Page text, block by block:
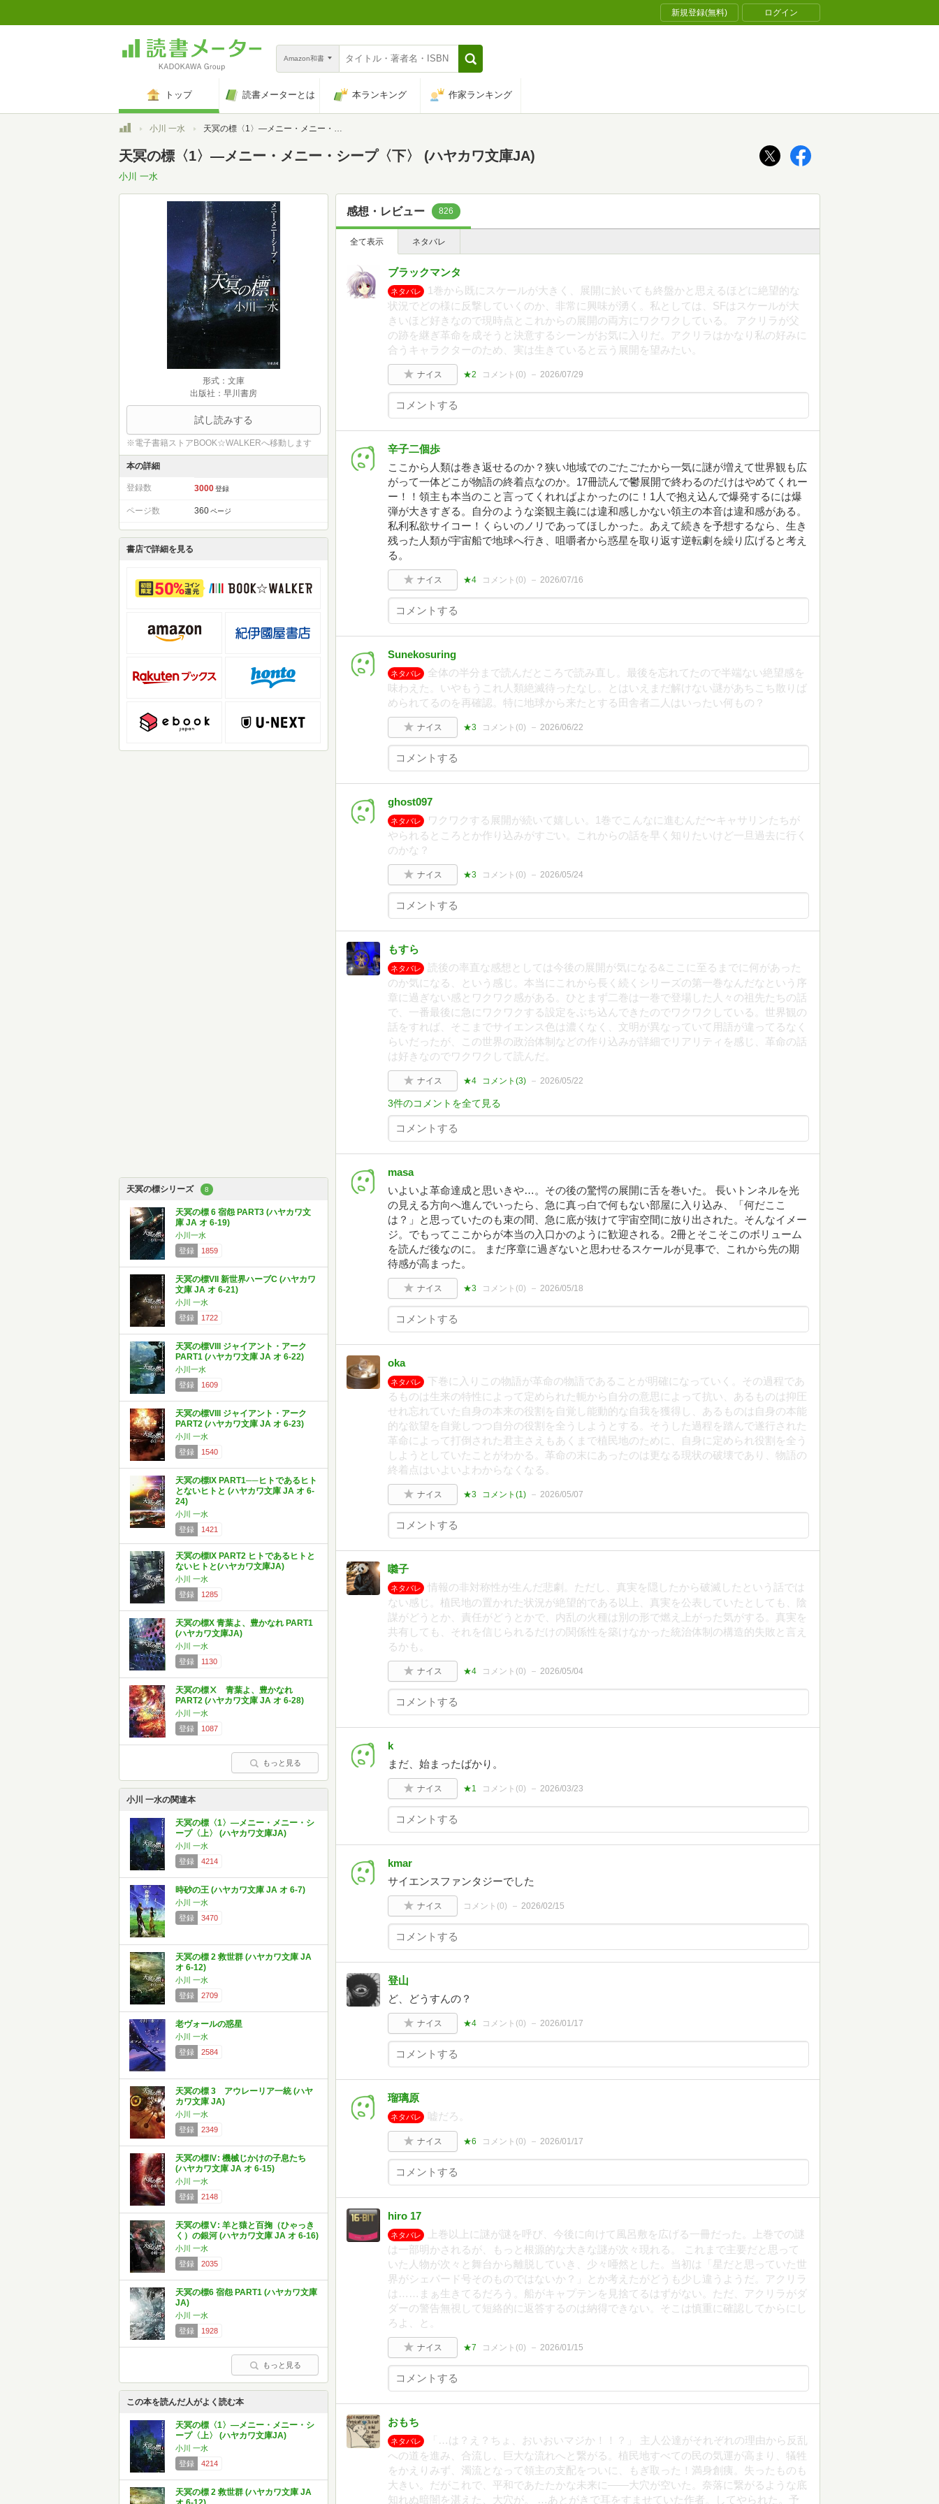
新規登録(無料) ログイン
Amazon和書
トップ 読書メーターとは 本ランキング 作家ランキング
トップ小川 一水 天冥の標〈1〉―メニー・メニー・シープ〈下〉 (ハヤカワ文庫JA)
天冥の標〈1〉―メニー・メニー・シープ〈下〉 (ハヤカワ文庫JA)
小川 一水
形式：文庫
出版社：早川書房
試し読みする
※電子書籍ストアBOOK☆WALKERへ移動します
本の詳細
登録数 3000 登録
ページ数 360 ページ
書店で詳細を見る
天冥の標シリーズ 8
天冥の標 6 宿怨 PART3 (ハヤカワ文
庫 JA オ 6-19)
小川一水
登録
1859
天冥の標VII 新世界ハーブC (ハヤカワ
文庫 JA オ 6-21)
小川 一水
登録
1722
天冥の標VIII ジャイアント・アーク
PART1 (ハヤカワ文庫 JA オ 6-22)
小川一水
登録
1609
天冥の標VIII ジャイアント・アーク
PART2 (ハヤカワ文庫 JA オ 6-23)
小川 一水
登録
1540
天冥の標IX PART1──ヒトであるヒト
とないヒトと (ハヤカワ文庫 JA オ 6-
24)
小川 一水
登録
1421
天冥の標IX PART2 ヒトであるヒトと
ないヒトと(ハヤカワ文庫JA)
小川 一水
登録
1285
天冥の標X 青葉よ、豊かなれ PART1
(ハヤカワ文庫JA)
小川 一水
登録
1130
天冥の標Ⅹ 青葉よ、豊かなれ
PART2 (ハヤカワ文庫 JA オ 6-28)
小川 一水
登録
1087
もっと見る
小川 一水の関連本
天冥の標〈1〉―メニー・メニー・シ
ープ〈上〉 (ハヤカワ文庫JA)
小川 一水
登録
4214
時砂の王 (ハヤカワ文庫 JA オ 6-7)
小川 一水
登録
3470
天冥の標 2 救世群 (ハヤカワ文庫 JA
オ 6-12)
小川 一水
登録
2709
老ヴォールの惑星
小川 一水
登録
2584
天冥の標 3 アウレーリア一統 (ハヤ
カワ文庫 JA)
小川 一水
登録
2349
天冥の標Ⅳ: 機械じかけの子息たち
(ハヤカワ文庫 JA オ 6-15)
小川 一水
登録
2148
天冥の標Ⅴ: 羊と猿と百掬（ひゃっき
く）の銀河 (ハヤカワ文庫 JA オ 6-16)
小川 一水
登録
2035
天冥の標6 宿怨 PART1 (ハヤカワ文庫
JA)
小川 一水
登録
1928
もっと見る
この本を読んだ人がよく読む本
天冥の標〈1〉―メニー・メニー・シ
ープ〈上〉 (ハヤカワ文庫JA)
小川 一水
登録
4214
天冥の標 2 救世群 (ハヤカワ文庫 JA
感想・レビュー 826
全て表示 ネタバレ
ブラックマンタ
ネタバレ
1巻から既にスケールが大きく、展開に於いても終盤かと思えるほどに絶望的な
状況でどの様に反撃していくのか、非常に興味が湧く。私としては、SFはスケールが大
きいほど好きなので現時点とこれからの展開の両方にワクワクしている。 アクリラが父
の跡を継ぎ革命を成そうと決意するシーンがお気に入りだ。アクリラはかなり私の好みに
合うキャラクターのため、実は生きていると云う展開を望みたい。
ナイス ★2 コメント(0) 2026/07/29
辛子二個歩
ここから人類は巻き返せるのか？狭い地域でのごたごたから一気に謎が増えて世界観も広
がって一体どこが物語の終着点なのか。17冊読んで鬱展開で終わるのだけはやめてくれー
ー！！領主も本当のこと言ってくれればよかったのに！1人で抱え込んで爆発するには爆
弾が大きすぎる。自分のような楽観主義には違和感しかない領主の本音は違和感がある。
私利私欲サイコー！くらいのノリであってほしかった。あえて続きを予想するなら、生き
残った人類が宇宙船で地球へ行き、咀嚼者から惑星を取り返す逆転劇を繰り広げると考え
る。
ナイス ★4 コメント(0) 2026/07/16
Sunekosuring
ネタバレ
全体の半分まで読んだところで読み直し。最後を忘れてたので半端ない絶望感を
味わえた。いやもうこれ人類絶滅待ったなし。とはいえまだ解けない謎があちこち散りば
められてるのを再確認。特に地球から来たとする田舎者二人はいったい何もの？
ナイス ★3 コメント(0) 2026/06/22
ghost097
ネタバレ
ワクワクする展開が続いて嬉しい。1巻でこんなに進むんだ〜キャサリンたちが
やられるところとか作り込みがすごい。これからの話を早く知りたいけど一旦過去に行く
のかな？
ナイス ★3 コメント(0) 2026/05/24
もすら
ネタバレ
読後の率直な感想としては今後の展開が気になる&ここに至るまでに何があった
のか気になる、という感じ。本当にこれから長く続くシリーズの第一巻なんだなという序
章に過ぎない感とワクワク感がある。ひとまず二巻は一巻で登場した人々の祖先たちの話
で、一番最後に急にワクワクする設定をぶち込んできたのでワクワクしている。世界観の
話をすれば、そこまでサイエンス色は濃くなく、文明が異なっていて用語が違ってるなく
らいだったが、この世界の政治体制などの作り込みが詳細でリアリティを感じ、革命の話
は好きなのでワクワクして読んだ。
ナイス ★4 コメント(3) 2026/05/22
3件のコメントを全て見る
masa
いよいよ革命達成と思いきや…。その後の驚愕の展開に舌を巻いた。 長いトンネルを光
の見える方向へ進んでいったら、急に真っ白で何もない部屋に入り込み、「何だここ
は？」と思っていたのも束の間、急に底が抜けて宇宙空間に放り出された。そんなイメー
ジ。でもってここからが本当の入口かのように歓迎される。2冊とそこそこのボリューム
を読んだ後なのに。 まだ序章に過ぎないと思わせるスケールが見事で、これから先の期
待感が高まった。
ナイス ★3 コメント(0) 2026/05/18
oka
ネタバレ
下巻に入りこの物語が革命の物語であることが明確になっていく。その過程であ
るものは生来の特性によって定められた軛から自分の意思によって抗い、あるものは抑圧
せれ忘れていた自身の本来の役割を自覚し能動的な自我を獲得し、あるものは自身の本能
的な欲望を自覚しつつ自分の役割を全うしようとする。そうした過程を踏んで遂行された
革命によって打倒された君主さえもあくまで植民地のために、自身に定められ役割を全う
しようとしていたことがわかる。革命の末にあったのは更なる現状の破壊であり、物語の
終着点はいよいよわからなくなる。
ナイス ★3 コメント(1) 2026/05/07
囃子
ネタバレ
情報の非対称性が生んだ悲劇。ただし、真実を隠したから破滅したという話では
ない感じ。植民地の置かれた状況が絶望的である以上、真実を公表していたとしても、陰
謀がどうとか、責任がどうとかで、内乱の火種は別の形で燃え上がった気がする。真実を
共有しても、それを信じられるだけの関係性を築けなかった統治体制の構造的失敗と言え
るかも。
ナイス ★4 コメント(0) 2026/05/04
k
まだ、始まったばかり。
ナイス ★1 コメント(0) 2026/03/23
kmar
サイエンスファンタジーでした
ナイス コメント(0) 2026/02/15
登山
ど、どうすんの？
ナイス ★4 コメント(0) 2026/01/17
瑠璃原
ネタバレ 嘘だろ。
ナイス ★6 コメント(0) 2026/01/17
hiro 17
ネタバレ
上巻以上に謎が謎を呼び、今後に向けて風呂敷を広げる一冊だった。上巻での謎
は一部明かされるが、もっと根源的な大きな謎が次々現れる。 これまで主要だと思って
いた人物が次々と舞台から離脱していき、少々唖然とした。当初は「星だと思っていた世
界がシェパード号そのものではないか？」とか考えたがどうも少し違うようだ。アクリラ
は……まぁ生きてるだろう。船がキャプテンを見捨てるはずがない。ただ、アクリラがダ
ダーの警告無視して短絡的に返答するのは納得できない。そこは慎重に確認してからにし
ろよ、と。
ナイス ★7 コメント(0) 2026/01/15
おもち
ネタバレ
「…は？え？ちょ、おいおいマジか！！？」 主人公達がそれぞれの理由から反乱
への道を進み、合流し、巨大な流れへと繋がる。植民地すべての民の気運が高まり、犠牲
をかえりみず、濁流となって領主の支配をついに、もぎ取った！満身創痍。失ったものも
大きい。だがこれで、平和であたたかな未来に――大穴が空いた。奈落に繋がるような底
知れぬ暗闇を湛えた、大穴が。 …あとがきで耳をすませていた作者。してやられた。予